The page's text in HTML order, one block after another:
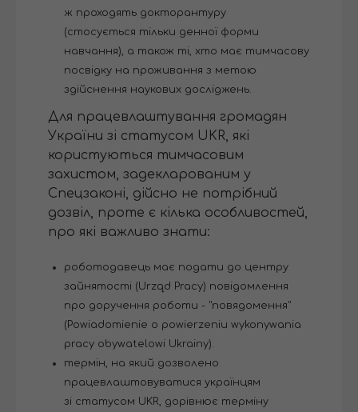
ж проходять докторантуру
(стосується тільки денної форми
навчання), а також ті, хто має тимчасову
посвідку на проживання з метою
здійснення наукових досліджень.
Для працевлаштування громадян
України зі статусом UKR, які
користуються тимчасовим
захистом, задекларованим у
Спецзаконі, дійсно не потрібний
дозвіл, проте є кілька особливостей,
про які важливо знати:
роботодавець має подати до центру
зайнятості (Urząd Pracy) повідомлення
про доручення роботи - "повядомення"
(Powiadomienie o powierzeniu wykonywania
pracy obywatelowi Ukrainy).
термін, на який дозволено
працевлаштовуватися українцям
зі статусом UKR, дорівнює терміну